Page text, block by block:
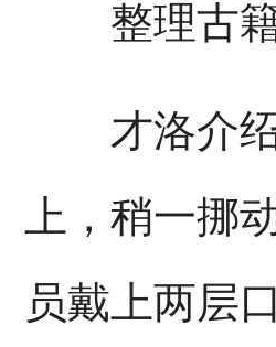
整理古籍
才洛介绍
上，稍一挪
员戴上两层